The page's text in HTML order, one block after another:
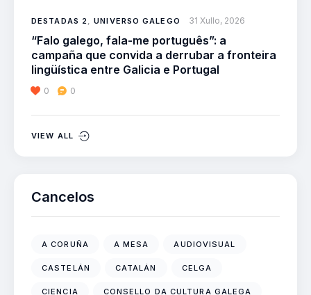
DESTADAS 2,UNIVERSO GALEGO 31 Xullo, 2026
“Falo galego, fala-me português”: a
campaña que convida a derrubar a fronteira
lingüística entre Galicia e Portugal
0 0
VIEW ALL
Cancelos
A CORUÑA A MESA AUDIOVISUAL
CASTELÁN CATALÁN CELGA
CIENCIA CONSELLO DA CULTURA GALEGA